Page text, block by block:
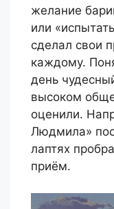
желание
или
сделал свои
каждому.
день
высоком
оценили.
Людмила»
лаптях
приём.